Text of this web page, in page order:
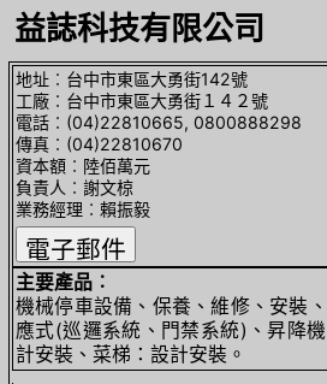
益誌科技有限公司
地址︰台中市東區大勇街142號
工廠︰台中市東區大勇街１４２號
電話︰(04)22810665, 0800888298
傳真︰(04)22810670
資本額︰陸佰萬元
負責人︰謝文椋
業務經理︰賴振毅
主要產品︰
機械停車設備、保養、維修、安裝
應式(巡邏系統、門禁系統)、昇降
計安裝、菜梯：設計安裝。